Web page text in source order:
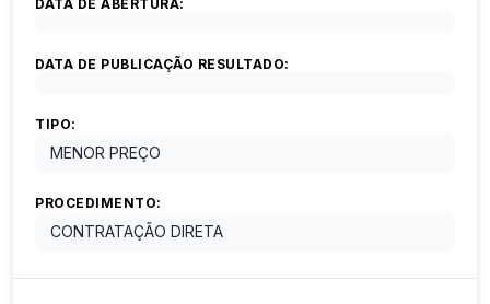
DATA DE ABERTURA:
DATA DE PUBLICAÇÃO RESULTADO:
TIPO:
MENOR PREÇO
PROCEDIMENTO:
CONTRATAÇÃO DIRETA